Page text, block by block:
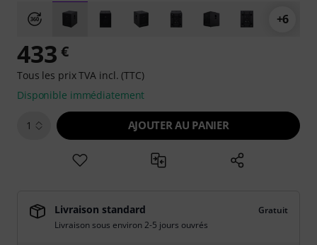
+6
433 €
Tous les prix TVA incl. (TTC)
Disponible immédiatement
1 AJOUTER AU PANIER
Livraison standard
Gratuit
Livraison sous environ 2-5 jours ouvrés